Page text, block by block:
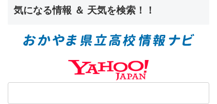
気になる情報 ＆ 天気を検索！！